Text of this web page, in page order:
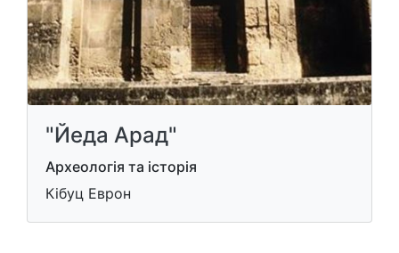
"Йеда Арад"
Археологія та історія
Кібуц Еврон